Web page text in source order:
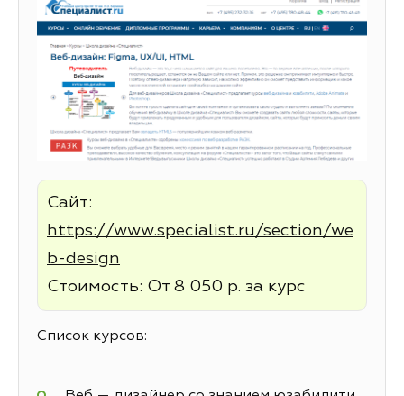
Сайт:
https://www.specialist.ru/section/we
b-design
Стоимость: От 8 050 р. за курс
Список курсов: